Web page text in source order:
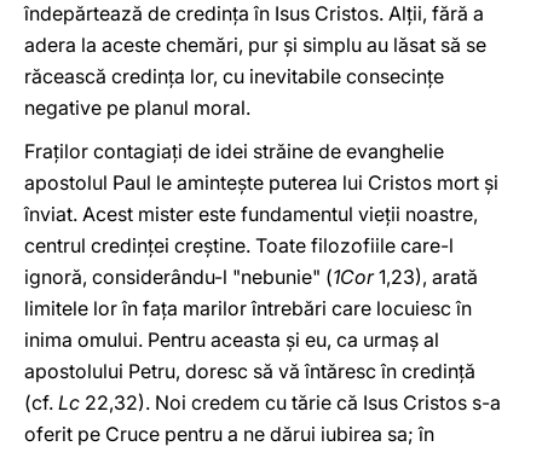
îndepărtează de credinţa în Isus Cristos. Alţii, fără a
adera la aceste chemări, pur şi simplu au lăsat să se
răcească credinţa lor, cu inevitabile consecinţe
negative pe planul moral.
Fraţilor contagiaţi de idei străine de evanghelie
apostolul Paul le aminteşte puterea lui Cristos mort şi
înviat. Acest mister este fundamentul vieţii noastre,
centrul credinţei creştine. Toate filozofiile care-l
ignoră, considerându-l "nebunie" (1Cor1,23), arată
limitele lor în faţa marilor întrebări care locuiesc în
inima omului. Pentru aceasta şi eu, ca urmaş al
apostolului Petru, doresc să vă întăresc în credinţă
(cf. Lc 22,32). Noi credem cu tărie că Isus Cristos s-a
oferit pe Cruce pentru a ne dărui iubirea sa; în